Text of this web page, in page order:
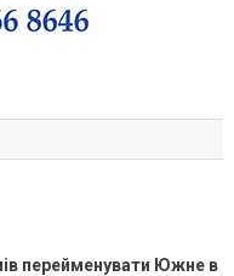
перейменувати Южне в